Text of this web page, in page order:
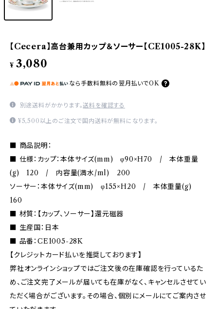
【Cecera】高台兼用カップ＆ソーサー【CE1005-28K】
¥ 3,080
なら 手数料無料の 翌月払いでOK
別途送料がかかります。送料を確認する
¥5,500以上のご注文で国内送料が無料になります。
■ 商品説明：
■ 仕様：カップ：本体サイズ(mm) φ90×H70 / 本体重量
(g) 120 / 内容量(満水/ml) 200
ソーサー：本体サイズ(mm) φ155×H20 / 本体重量(g)
160
■ 材質：【カップ、ソーサー】還元磁器
■ 生産国：日本
■ 品番：CE1005-28K
【クレジットカード払いを推奨しております】
弊社オンラインショップではご注文後の在庫確認を行っているた
め、ご注文完了メールが届いても在庫がなく、キャンセルさせてい
ただく場合がございます。その場合、個別にメールにてご案内させ